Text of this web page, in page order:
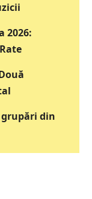
2026:
grupări din